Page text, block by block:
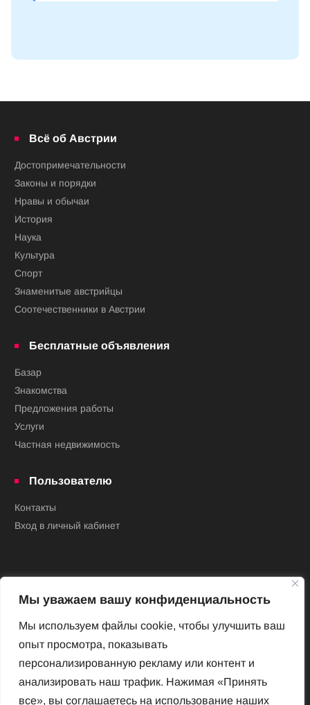
Мы уважаем вашу конфиденциальность
Мы используем файлы cookie, чтобы улучшить ваш
опыт просмотра, показывать
персонализированную рекламу или контент и
анализировать наш трафик. Нажимая «Принять
все», вы соглашаетесь на использование наших
Всё об Австрии
Достопримечательности
Законы и порядки
Нравы и обычаи
История
Наука
Культура
Спорт
Знаменитые австрийцы
Соотечественники в Австрии
Бесплатные объявления
Базар
Знакомства
Предложения работы
Услуги
Частная недвижимость
Пользователю
Контакты
Вход в личный кабинет
Новый Венский журнал
Архив номеров
Impressum